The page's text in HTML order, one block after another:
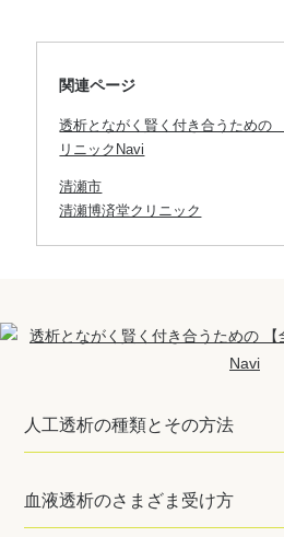
関連ページ
透析とながく賢く付き合うための
リニックNavi
清瀬市
清瀬博済堂クリニック
人工透析の種類とその方法
血液透析のさまざま受け方